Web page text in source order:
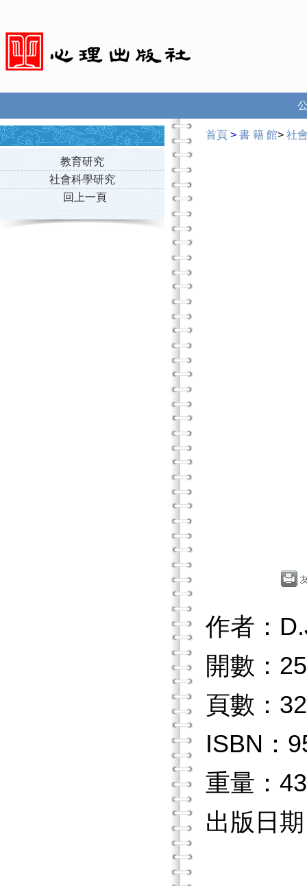
教育研究
社會科學研究
回上一頁
首頁 > 書 籍 館> 社
作者：
開數：25
頁數：
ISBN：
重量：
出版日